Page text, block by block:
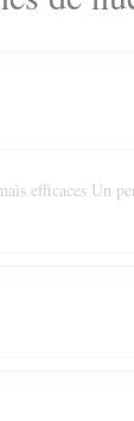
efficaces Un